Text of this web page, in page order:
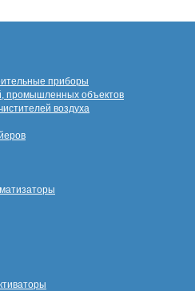
приборы
промышленных объектов
воздуха